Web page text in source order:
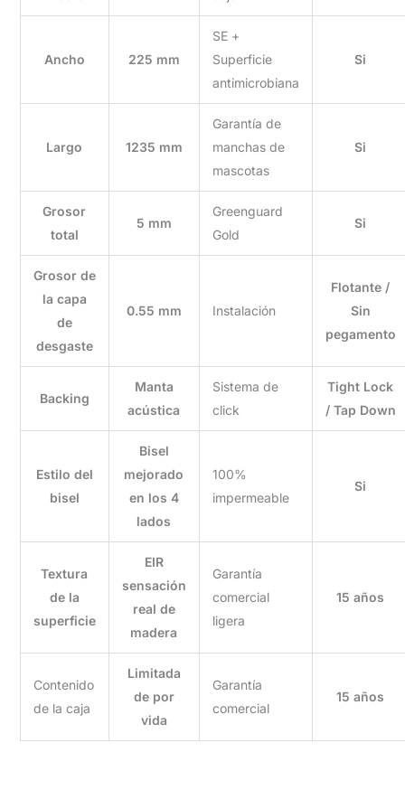
Ancho 225 mm
SE +
Superficie
antimicrobiana
Si
Largo 1235 mm
Garantía de
manchas de
mascotas
Si
Grosor
total
5 mm
Greenguard
Gold
Si
Grosor de
la capa
de
desgaste
0.55 mm Instalación
Flotante /
Sin
pegamento
Backing
Manta
acústica
Sistema de
click
Tight Lock
/ Tap Down
Estilo del
bisel
Bisel
mejorado
en los 4
lados
100%
impermeable
Si
Textura
de la
superficie
EIR
sensación
real de
madera
Garantía
comercial
ligera
15 años
Contenido
de la caja
Limitada
de por
vida
Garantía
comercial
15 años